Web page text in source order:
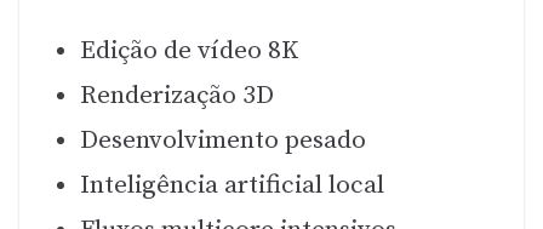
Edição de vídeo 8K
Renderização 3D
Desenvolvimento pesado
Inteligência artificial local